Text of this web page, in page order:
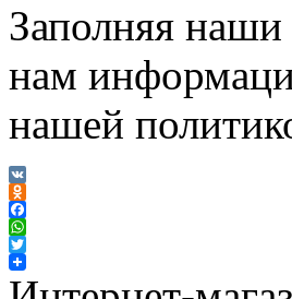
Заполняя
нам
нашей
VK
Odnoklassniki
Facebook
WhatsApp
Twitter